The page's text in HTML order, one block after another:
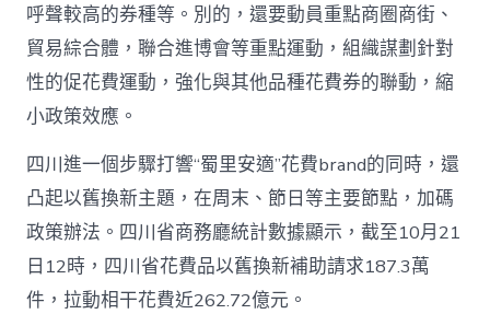
呼聲較高的券種等。別的，還要動員重點商圈商街、
貿易綜合體，聯合進博會等重點運動，組織謀劃針對
性的促花費運動，強化與其他品種花費券的聯動，縮
小政策效應。
四川進一個步驟打響“蜀里安適”花費brand的同時，還
凸起以舊換新主題，在周末、節日等主要節點，加碼
政策辦法。四川省商務廳統計數據顯示，截至10月21
日12時，四川省花費品以舊換新補助請求187.3萬
件，拉動相干花費近262.72億元。